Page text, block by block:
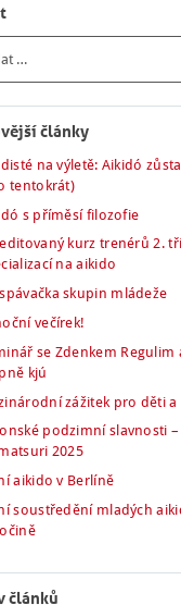
články
na výletě: Aikidó
tentokrát)
s příměsí filozofie
kurz trenérů 2.
na aikido
skupin mládeže
večírek!
se Zdenkem Regulim
kjú
zážitek pro děti a
podzimní slavnosti –
2025
aikido v Berlíně
soustředění mladých
článků